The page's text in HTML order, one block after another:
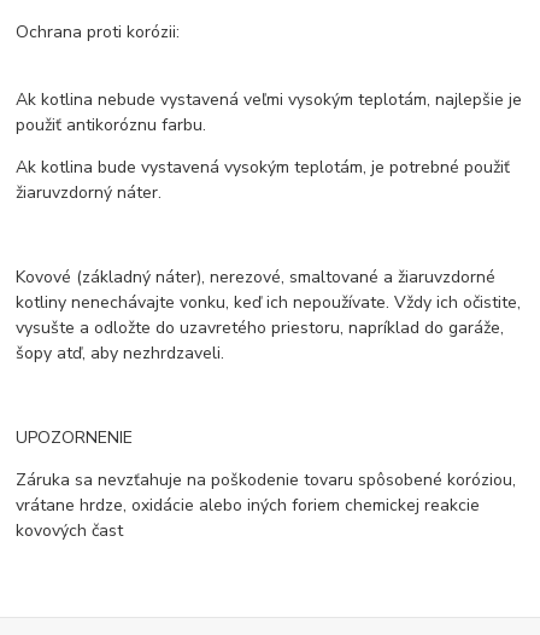
Ochrana proti korózii:
Ak kotlina nebude vystavená veľmi vysokým teplotám, najlepšie je
použiť antikoróznu farbu.
Ak kotlina bude vystavená vysokým teplotám, je potrebné použiť
žiaruvzdorný náter.
Kovové (základný náter), nerezové, smaltované a žiaruvzdorné
kotliny nenechávajte vonku, keď ich nepoužívate. Vždy ich očistite,
vysušte a odložte do uzavretého priestoru, napríklad do garáže,
šopy atď, aby nezhrdzaveli.
UPOZORNENIE
Záruka sa nevzťahuje na poškodenie tovaru spôsobené koróziou,
vrátane hrdze, oxidácie alebo iných foriem chemickej reakcie
kovových čast